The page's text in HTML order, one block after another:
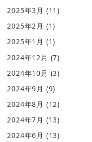
2025年3月 (11)
2025年2月 (1)
2025年1月 (1)
2024年12月 (7)
2024年10月 (3)
2024年9月 (9)
2024年8月 (12)
2024年7月 (13)
2024年6月 (13)